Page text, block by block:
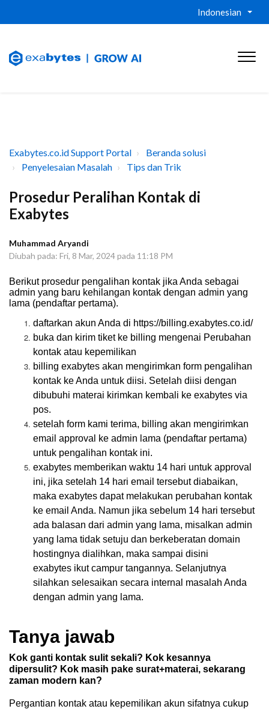
Indonesian
Exabytes.co.id Support Portal
Beranda solusi
Penyelesaian Masalah
Tips dan Trik
Prosedur Peralihan Kontak di
Exabytes
Muhammad Aryandi
Diubah pada: Fri, 8 Mar, 2024 pada 11:18 PM
Berikut prosedur pengalihan kontak jika Anda sebagai
admin yang baru kehilangan kontak dengan admin yang
lama (pendaftar pertama).
daftarkan akun Anda di https://billing.exabytes.co.id/
buka dan kirim tiket ke billing mengenai Perubahan
kontak atau kepemilikan
billing exabytes akan mengirimkan form pengalihan
kontak ke Anda untuk diisi. Setelah diisi dengan
dibubuhi materai kirimkan kembali ke exabytes via
pos.
setelah form kami terima, billing akan mengirimkan
email approval ke admin lama (pendaftar pertama)
untuk pengalihan kontak ini.
exabytes memberikan waktu 14 hari untuk approval
ini, jika setelah 14 hari email tersebut diabaikan,
maka exabytes dapat melakukan perubahan kontak
ke email Anda. Namun jika sebelum 14 hari tersebut
ada balasan dari admin yang lama, misalkan admin
yang lama tidak setuju dan berkeberatan domain
hostingnya dialihkan, maka sampai disini
exabytes ikut campur tangannya. Selanjutnya
silahkan selesaikan secara internal masalah Anda
dengan admin yang lama.
Tanya jawab
Kok ganti kontak sulit sekali? Kok kesannya
dipersulit? Kok masih pake surat+materai, sekarang
zaman modern kan?
Pergantian kontak atau kepemilikan akun sifatnya cukup